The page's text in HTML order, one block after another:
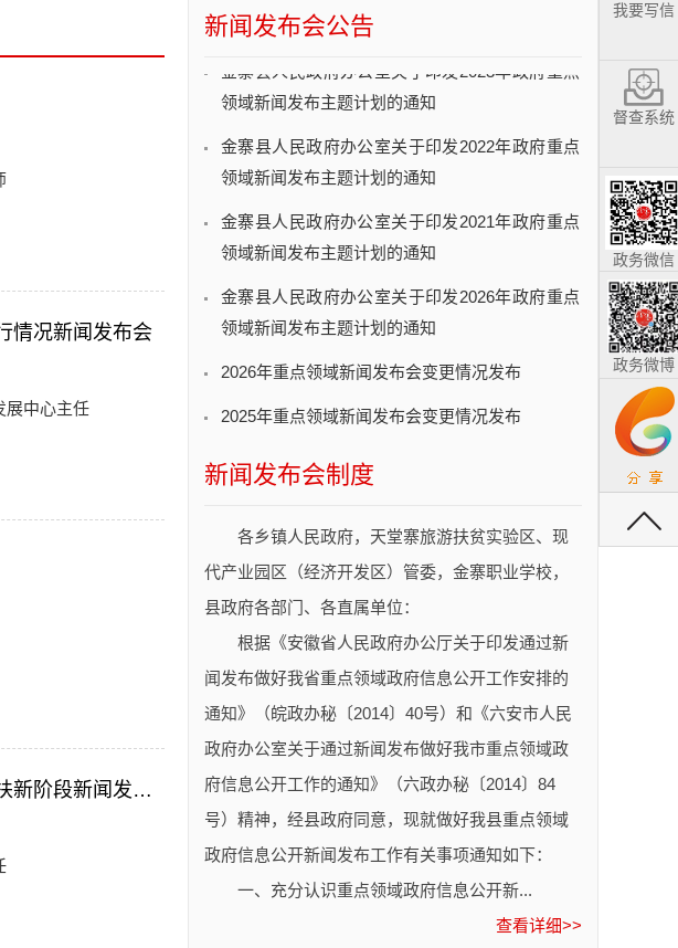
情况新闻发布会
展中心主任
巩固拓展脱贫攻坚成果，稳步迈入常态化帮扶新阶段新闻发布会
新闻发布会公告
领域新闻发布主题计划的通知
领域新闻发布主题计划的通知
领域新闻发布主题计划的通知
领域新闻发布主题计划的通知
领域新闻发布会主题计划的通知
领域新闻发布主题计划的通知
金寨县人民政府办公室关于印发2022年政府重点
金寨县人民政府办公室关于印发2021年政府重点
领域新闻发布主题计划的通知
新闻发布会制度
各乡镇人民政府，天堂寨旅游扶贫实验区、现
代产业园区（经济开发区）管委，金寨职业学校，
县政府各部门、各直属单位：
根据《安徽省人民政府办公厅关于印发通过新
闻发布做好我省重点领域政府信息公开工作安排的
通知》（皖政办秘〔2014〕40号）和《六安市人民
政府办公室关于通过新闻发布做好我市重点领域政
府信息公开工作的通知》（六政办秘〔2014〕84
号）精神，经县政府同意，现就做好我县重点领域
政府信息公开新闻发布工作有关事项通知如下：
一、充分认识重点领域政府信息公开新...
查看详细>>
我要写信
督查系统
政务微信
政务微博